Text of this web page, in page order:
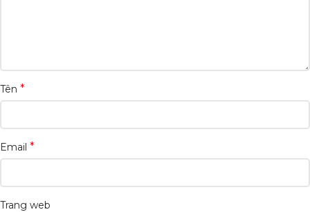
Tên *
Email *
Trang web